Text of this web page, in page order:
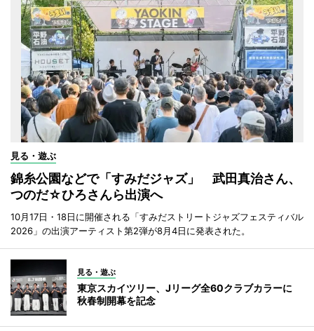
見る・遊ぶ
錦糸公園などで「すみだジャズ」 武田真治さん、
つのだ☆ひろさんら出演へ
10月17日・18日に開催される「すみだストリートジャズフェスティバル
2026」の出演アーティスト第2弾が8月4日に発表された。
見る・遊ぶ
東京スカイツリー、Jリーグ全60クラブカラーに
秋春制開幕を記念